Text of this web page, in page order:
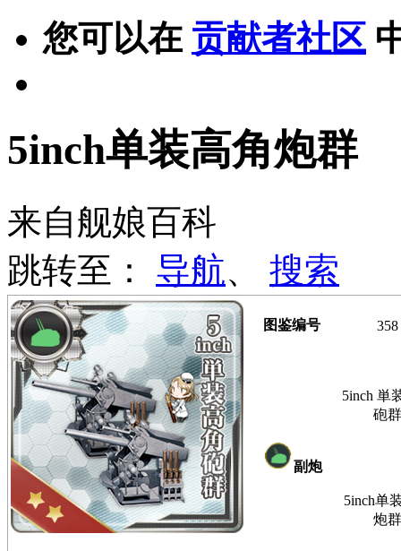
您可以在 贡献者社区
5inch单装高角炮群
来自舰娘百科
跳转至： 导航、 搜索
图鉴编号 358
副炮
5inch 単
砲群
5inch单
炮群